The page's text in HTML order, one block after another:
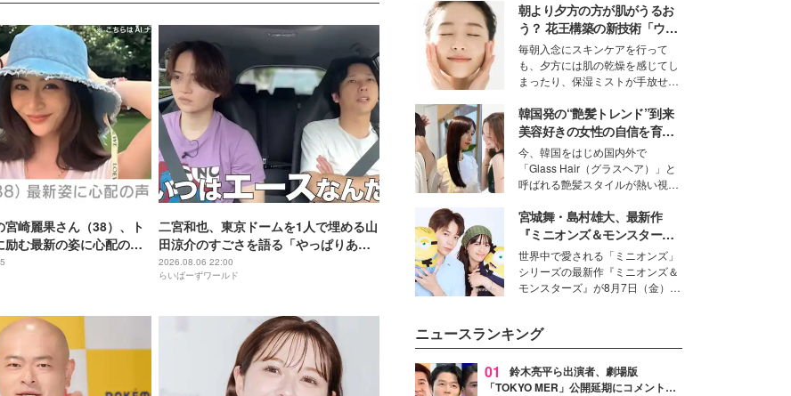
宮崎麗果さん（38）、ト
励む最新の姿に心配の声
なんだか痛々しい…」
二宮和也、東京ドームを1人で埋める山
田涼介のすごさを語る「やっぱりあい
つはエース」
2026.08.06 22:00
らいばーずワールド
モデル・愛甲ひかりさんと橋下美
好さんを迎えて本音で女子会トー
ク。猛暑のお出かけを快適に過ご
すヒントや、2人が感動した夏の
生理の新常識にも迫りました。
朝より夕方の方が肌がうるお
う？ 花王構築の新技術「ウォ
ーターキャプチャリングスキ
ン（捕水肌）」がスキンケア
の常識を変える予感
毎朝入念にスキンケアを行って
も、夕方には肌の乾燥を感じてし
まったり、保湿ミストが手放せな
な美容の常識を大きく変える可能
性を秘めた、革新的な「Water
Capturing Skin（ウォーターキャ
プチャリングスキン：捕水肌）」
技術を、花王が構築した。
韓国発の“艶髪トレンド”到来
美容好きの女性の自信を育む
「ヘアケア事情」って？
今、韓国をはじめ国内外で
「Glass Hair（グラスヘア）」と
呼ばれる艶髪スタイルが熱い視線
ションの完成度を高めるベースと
して、“髪そのものの美しさ”に改
めて注目する人が増えている様
子。今回は、そんな憧れの艶やか
な髪を日常で叶える、美容好きの
女性たちのヘアケア事情を紹介し
宮城舞・島村雄大、最新作
『ミニオンズ＆モンスター
ズ』の魅力熱弁 ハチャメチャ
だけじゃない“友情と絆”に感
動
世界中で愛される「ミニオンズ」
シリーズの最新作『ミニオンズ＆
モンスターズ』が8月7日（金）に
デルの宮城舞と島村雄大の特別対
談をお届け！それぞれの視点か
ら、今作ならではの魅力や予想外
の感動をもたらす奥深いストーリ
ニュースランキング
01
鈴木亮平ら出演者、劇場版
「TOKYO MER」公開延期にコメント